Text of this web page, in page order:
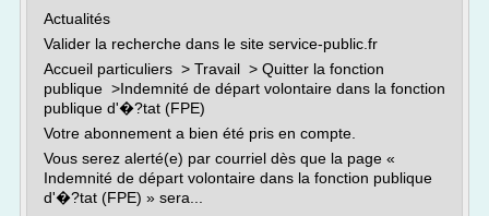
Actualités
Valider la recherche dans le site service-public.fr
Accueil particuliers > Travail > Quitter la fonction
publique >Indemnité de départ volontaire dans la fonction
publique d'�?tat (FPE)
Votre abonnement a bien été pris en compte.
Vous serez alerté(e) par courriel dès que la page «
Indemnité de départ volontaire dans la fonction publique
d'�?tat (FPE) » sera...